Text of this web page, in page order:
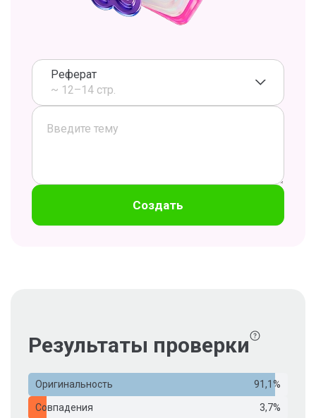
Реферат
~ 12–14 стр.
Создать
Результаты проверки
Оригинальность 91,1%
Совпадения 3,7%